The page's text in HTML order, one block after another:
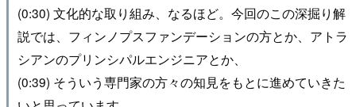
(0:30) 文化的な取り組み、なるほど。今回のこの深掘り解
説では、フィンノプスファンデーションの方とか、アトラ
シアンのプリンシパルエンジニアとか、
(0:39) そういう専門家の方々の知見をもとに進めていきた